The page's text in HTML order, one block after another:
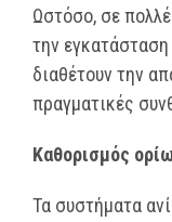
Ωστόσο, σε
την
διαθέτουν την
πραγματικές
Καθορισμός
Τα συστήματα